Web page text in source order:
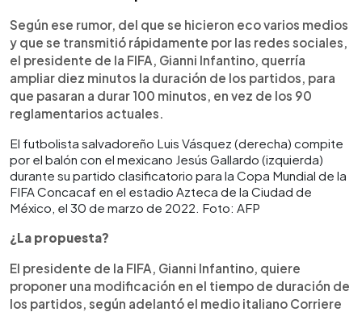
Según ese rumor, del que se hicieron eco varios medios
y que se transmitió rápidamente por las redes sociales,
el presidente de la FIFA, Gianni Infantino, querría
ampliar diez minutos la duración de los partidos, para
que pasaran a durar 100 minutos, en vez de los 90
reglamentarios actuales.
El futbolista salvadoreño Luis Vásquez (derecha) compite
por el balón con el mexicano Jesús Gallardo (izquierda)
durante su partido clasificatorio para la Copa Mundial de la
FIFA Concacaf en el estadio Azteca de la Ciudad de
México, el 30 de marzo de 2022. Foto: AFP
¿La propuesta?
El presidente de la FIFA, Gianni Infantino, quiere
proponer una modificación en el tiempo de duración de
los partidos, según adelantó el medio italiano Corriere